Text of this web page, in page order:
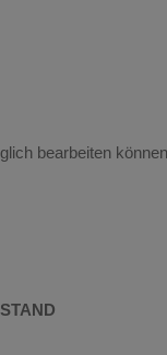
bearbeiten